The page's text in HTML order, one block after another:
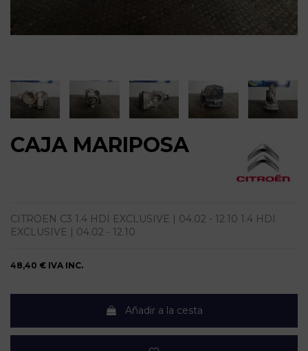
CAJA MARIPOSA
CITROEN C3 1.4 HDI EXCLUSIVE | 04.02 - 12.10 1.4 HDI
EXCLUSIVE | 04.02 - 12.10
48,40 € IVA INC.
Añadir a la cesta